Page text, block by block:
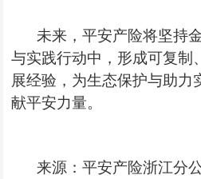
未来，平安产险将坚持
与实践行动中，形成可复制
展经验，为生态保护与助力
献平安力量。
来源：平安产险浙江分